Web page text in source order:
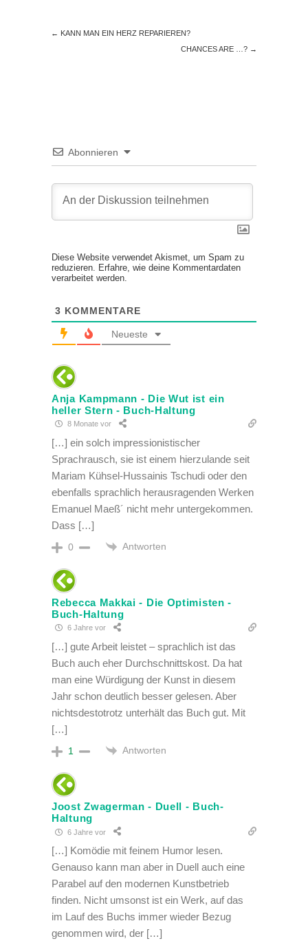
← KANN MAN EIN HERZ REPARIEREN?
CHANCES ARE …? →
Abonnieren
Diese Website verwendet Akismet, um Spam zu
reduzieren. Erfahre, wie deine Kommentardaten
verarbeitet werden.
3 KOMMENTARE
Neueste
Anja Kampmann - Die Wut ist ein
heller Stern - Buch-Haltung
8 Monate vor
[…] ein solch impressionistischer
Sprachrausch, sie ist einem hierzulande seit
Mariam Kühsel-Hussainis Tschudi oder den
ebenfalls sprachlich herausragenden Werken
Emanuel Maeß´ nicht mehr untergekommen.
Dass […]
0 Antworten
Rebecca Makkai - Die Optimisten -
Buch-Haltung
6 Jahre vor
[…] gute Arbeit leistet – sprachlich ist das
Buch auch eher Durchschnittskost. Da hat
man eine Würdigung der Kunst in diesem
Jahr schon deutlich besser gelesen. Aber
nichtsdestotrotz unterhält das Buch gut. Mit
[…]
1 Antworten
Joost Zwagerman - Duell - Buch-
Haltung
6 Jahre vor
[…] Komödie mit feinem Humor lesen.
Genauso kann man aber in Duell auch eine
Parabel auf den modernen Kunstbetrieb
finden. Nicht umsonst ist ein Werk, auf das
im Lauf des Buchs immer wieder Bezug
genommen wird, der […]